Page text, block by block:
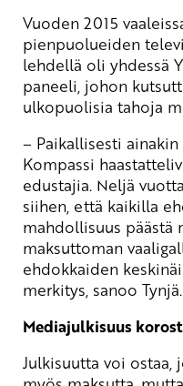
Vuoden 2015
pienpuolueiden
lehdellä oli yhdessä
paneeli, johon
ulkopuolisia tahoja
– Paikallisesti
Kompassi
edustajia. Neljä
siihen, että kaikilla
mahdollisuus päästä
maksuttoman
ehdokkaiden
merkitys, sanoo Tynjä.
Mediajulkisuus
Julkisuutta voi ostaa,